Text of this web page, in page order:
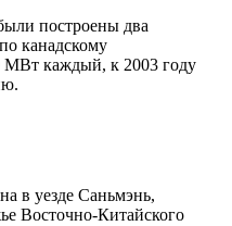
построены два
канадскому
МВт каждый, к 2003 году
в уезде Саньмэнь,
Восточно-Китайского